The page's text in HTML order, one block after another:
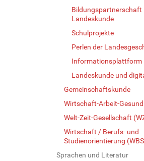
Bildungspartnerschaft
Landeskunde
Schulprojekte
Perlen der
Informationsplattform
Landeskunde und
Gemeinschaftskunde
Wirtschaft-Arbeit-
Welt-Zeit-Gesellschaft
Wirtschaft / Berufs- und
Studienorientierung
Sprachen und Literatur